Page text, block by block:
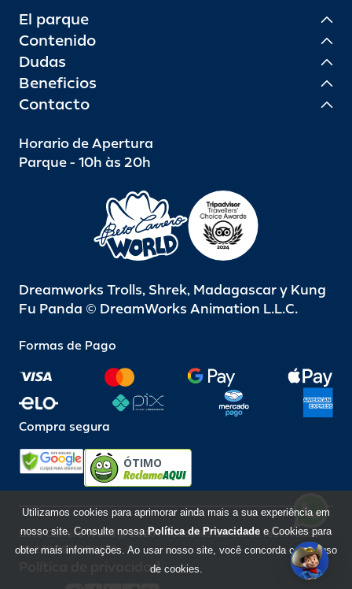
El parque
Contenido
Dudas
Beneficios
Contacto
Horario de Apertura
Parque - 10h às 20h
Dreamworks Trolls, Shrek, Madagascar y Kung
Fu Panda © DreamWorks Animation L.L.C.
Formas de Pago
Compra segura
ÓTIMO
Beto Carrero World @ 2026 / Todos los derechos reservados
85.248.987/0001-10
Política de privacidad
Utilizamos cookies para aprimorar ainda mais a sua experiência em
nosso site. Consulte nossa Política de Privacidade e Cookies para
obter mais informações. Ao usar nosso site, você concorda com o uso
de cookies.